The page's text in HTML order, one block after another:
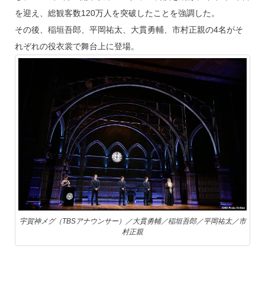
を迎え、総観客数120万人を突破したことを強調した。
その後、稲垣吾郎、平岡祐太、大貫勇輔、市村正親の4名がそ
れぞれの役衣裳で舞台上に登場。
宇賀神メグ（TBSアナウンサー）／大貫勇輔／稲垣吾郎／平岡祐太／市
村正親